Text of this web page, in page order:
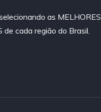
as MELHORES
de cada região do Brasil.